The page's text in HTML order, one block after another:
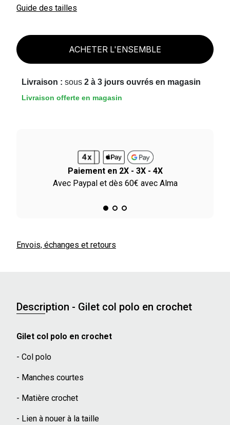
Guide des tailles
ACHETER L'ENSEMBLE
Livraison : sous 2 à 3 jours ouvrés en magasin
Livraison offerte en magasin
Paiement en 2X - 3X - 4X
Avec Paypal et dès 60€ avec Alma
Envois, échanges et retours
Description - Gilet col polo en crochet
Gilet col polo en crochet
- Col polo
- Manches courtes
- Matière crochet
- Lien à nouer à la taille